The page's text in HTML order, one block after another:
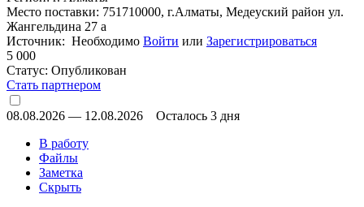
Место поставки: 751710000, г.Алматы, Медеуский район ул.
Жангельдина 27 а
Источник: Необходимо Войти или Зарегистрироваться
5 000
Статус: Опубликован
Стать партнером
08.08.2026 — 12.08.2026
Осталось 3 дня
В работу
Файлы
Заметка
Скрыть